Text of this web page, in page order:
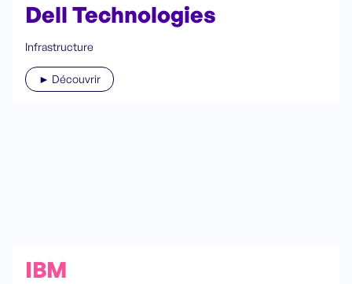
Dell Technologies
Infrastructure
► Découvrir
IBM